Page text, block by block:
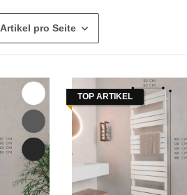
Artikel pro Seite
TOP ARTIKEL